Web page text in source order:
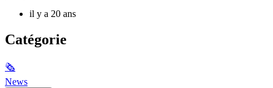
il y a 20 ans
Catégorie
🗞
News